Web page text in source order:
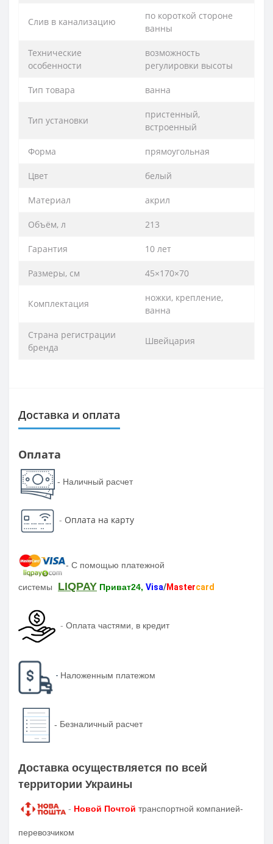
Слив в канализацию
по короткой стороне
ванны
Технические
особенности
возможность
регулировки высоты
Тип товара ванна
Тип установки
пристенный,
встроенный
Форма прямоугольная
Цвет белый
Материал акрил
Объём, л 213
Гарантия 10 лет
Размеры, см 45×170×70
Комплектация
ножки, крепление,
ванна
Страна регистрации
бренда
Швейцария
Доставка и оплата
Оплата
- Наличный расчет
- Оплата на карту
- С помощью платежной
системы LIQPAY Приват24, Visa/Mastercard
- Оплата частями, в кредит
- Наложенным платежом
- Безналичный расчет
Доставка осуществляется по всей
территории Украины
- Новой Почтой транспортной компанией-
перевозчиком